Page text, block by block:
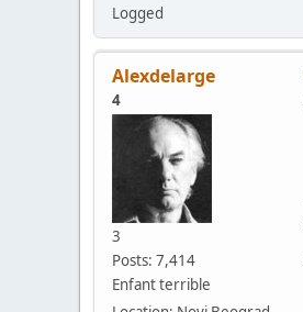
Logged
Alexdelarge
4
3
Posts: 7,414
Enfant terrible